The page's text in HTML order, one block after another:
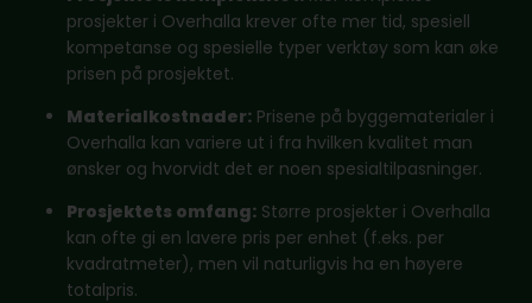
prosjekter i Overhalla krever ofte mer tid, spesiell
kompetanse og spesielle typer verktøy som kan øke
prisen på prosjektet.
Materialkostnader: Prisene på byggematerialer i
Overhalla kan variere ut i fra hvilken kvalitet man
ønsker og hvorvidt det er noen spesialtilpasninger.
Prosjektets omfang: Større prosjekter i Overhalla
kan ofte gi en lavere pris per enhet (f.eks. per
kvadratmeter), men vil naturligvis ha en høyere
totalpris.